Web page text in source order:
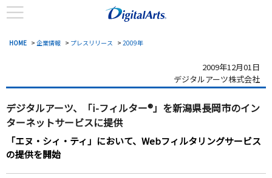
HOME > 企業情報 > プレスリリース > 2009年
2009年12月01日
デジタルアーツ株式会社
デジタルアーツ、「i-フィルター®」を新潟県長岡市のイン
ターネットサービスに提供
「エヌ・シィ・ティ」において、Webフィルタリングサービス
の提供を開始